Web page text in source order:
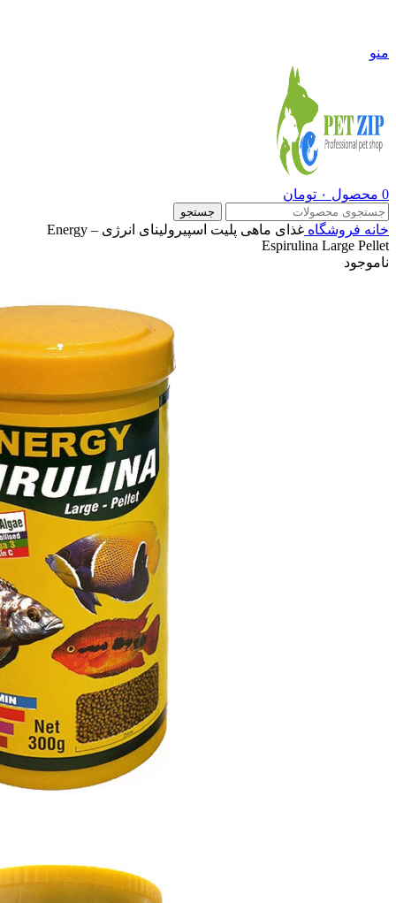
منو
0 محصول ۰ تومان
جستجو
خانه فروشگاه
غذای ماهی پلیت اسپیرولینای انرژی – Energy
Espirulina Large Pellet
ناموجود